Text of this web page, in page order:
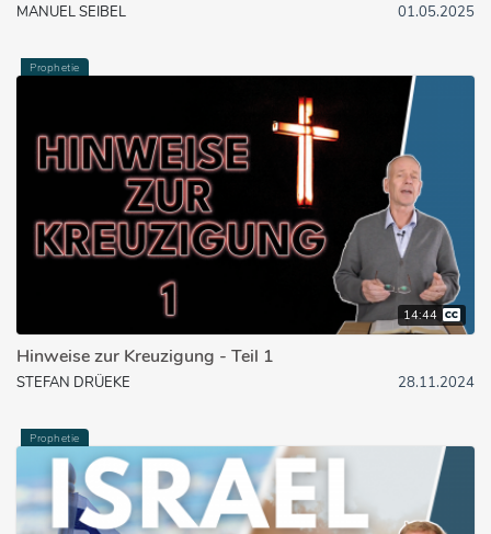
MANUEL SEIBEL 01.05.2025
Prophetie
14:44
Hinweise zur Kreuzigung - Teil 1
STEFAN DRÜEKE 28.11.2024
Prophetie